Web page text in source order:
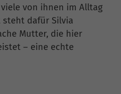
von ihnen im Alltag
dafür Silvia
Mutter, die hier
– eine echte